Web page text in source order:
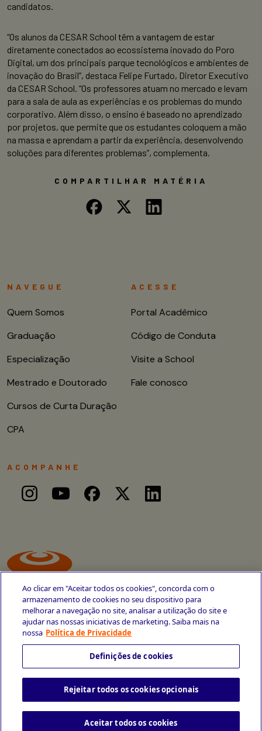
candidatos.
“Os alunos da CESAR School têm a vantagem de estar
diretamente conectados ao ecossistema inovado do Poro
Digital, um dos principais parque tecnológicos e ambientes de
inovação do Brasil”, destaca Felipe Furtado, Diretor Executivo
da CESAR School. “Os professores atuam no mercado e levam
para a sala de aula as experiências e os problemas do mundo
corporativo. Além disso, o ensino é baseado no aprendizado
por projetos, que permite que os estudantes coloquem a mão
na massa e aprendam a partir da experiência, desenvolvendo
soluções para diferentes problemas”, complementa.
COMPARTILHAR MATÉRIA
Avenida Cais do Apolo, 77
+55 81 3419-6700
Política de Privacidade Portal da Privacidade
NAVEGUE
Quem Somos
Graduação
Especialização
Mestrado e Doutorado
Cursos de Curta Duração
CPA
ACESSE
Portal Acadêmico
Código de Conduta
Visite a School
Fale conosco
ACOMPANHE
Ao clicar em "Aceitar todos os cookies", concorda com o
armazenamento de cookies no seu dispositivo para
melhorar a navegação no site, analisar a utilização do site e
ajudar nas nossas iniciativas de marketing. Saiba mais na
nossa Política de Privacidade
Definições de cookies
Rejeitar todos os cookies opcionais
Aceitar todos os cookies